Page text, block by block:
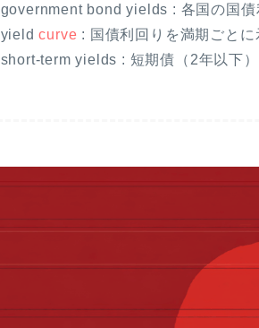
government bond yields : 各国の国債
yieldcurve : 国債利回りを満期ごと
short-term yields : 短期債（2年以下